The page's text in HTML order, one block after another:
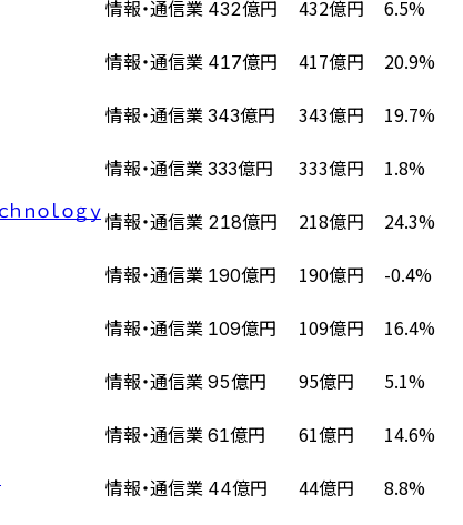
情報・通信業 432億円 432億円 6.5%
情報・通信業 417億円 417億円 20.9%
情報・通信業 343億円 343億円 19.7%
情報・通信業 333億円 333億円 1.8%
ｎｏｌｏｇｙ情報・通信業 218億円 218億円 24.3%
情報・通信業 190億円 190億円 -0.4%
情報・通信業 109億円 109億円 16.4%
情報・通信業 95億円 95億円 5.1%
情報・通信業 61億円 61億円 14.6%
情報・通信業 44億円 44億円 8.8%